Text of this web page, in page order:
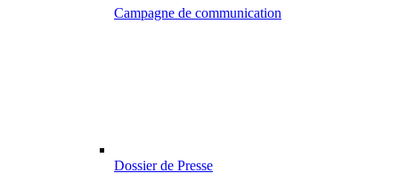
Campagne de communication
Dossier de Presse